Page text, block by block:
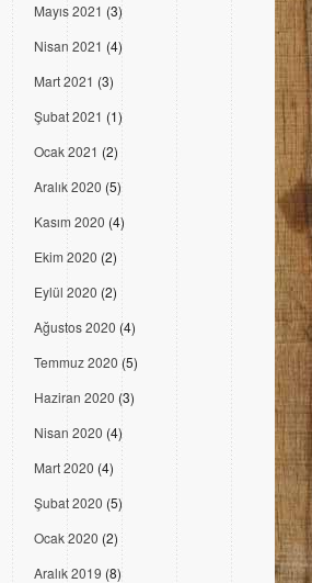
Mayıs 2021 (3)
Nisan 2021 (4)
Mart 2021 (3)
Şubat 2021 (1)
Ocak 2021 (2)
Aralık 2020 (5)
Kasım 2020 (4)
Ekim 2020 (2)
Eylül 2020 (2)
Ağustos 2020 (4)
Temmuz 2020 (5)
Haziran 2020 (3)
Nisan 2020 (4)
Mart 2020 (4)
Şubat 2020 (5)
Ocak 2020 (2)
Aralık 2019 (8)